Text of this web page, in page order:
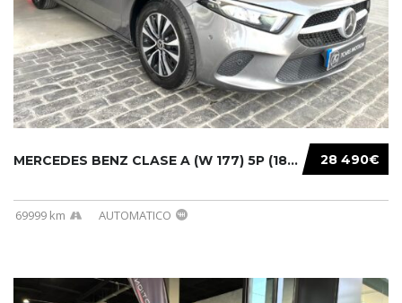
28 490€
MERCEDES BENZ CLASE A (W 177) 5P (18-) 2020....
69999 km AUTOMATICO